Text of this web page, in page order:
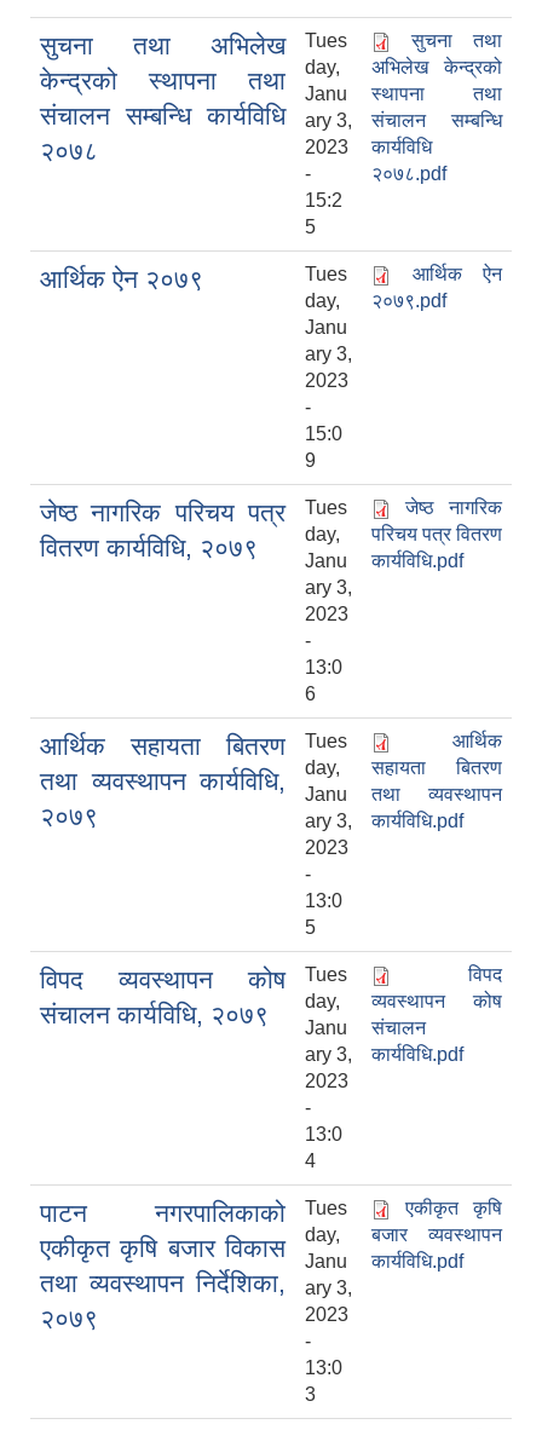
सुचना तथा अभिलेख
केन्द्रको स्थापना तथा
संचालन सम्बन्धि कार्यविधि
२०७८
Tues
day,
Janu
ary 3,
2023
-
15:2
5
सुचना तथा
अभिलेख केन्द्रको
स्थापना तथा
संचालन सम्बन्धि
कार्यविधि
२०७८.pdf
आर्थिक ऐन २०७९
Tues
day,
Janu
ary 3,
2023
-
15:0
9
आर्थिक ऐन
२०७९.pdf
जेष्ठ नागरिक परिचय पत्र
वितरण कार्यविधि, २०७९
Tues
day,
Janu
ary 3,
2023
-
13:0
6
जेष्ठ नागरिक
परिचय पत्र वितरण
कार्यविधि.pdf
आर्थिक सहायता बितरण
तथा व्यवस्थापन कार्यविधि,
२०७९
Tues
day,
Janu
ary 3,
2023
-
13:0
5
आर्थिक
सहायता बितरण
तथा व्यवस्थापन
कार्यविधि.pdf
विपद व्यवस्थापन कोष
संचालन कार्यविधि, २०७९
Tues
day,
Janu
ary 3,
2023
-
13:0
4
विपद
व्यवस्थापन कोष
संचालन
कार्यविधि.pdf
पाटन नगरपालिकाको
एकीकृत कृषि बजार विकास
तथा व्यवस्थापन निर्देशिका,
२०७९
Tues
day,
Janu
ary 3,
2023
-
13:0
3
एकीकृत कृषि
बजार व्यवस्थापन
कार्यविधि.pdf